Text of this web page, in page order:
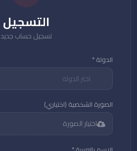
التسجيل
تسجيل حساب جديد
الدولة *
اختر الدولة
الصورة الشخصية (اختياري)
اختيار الصورة